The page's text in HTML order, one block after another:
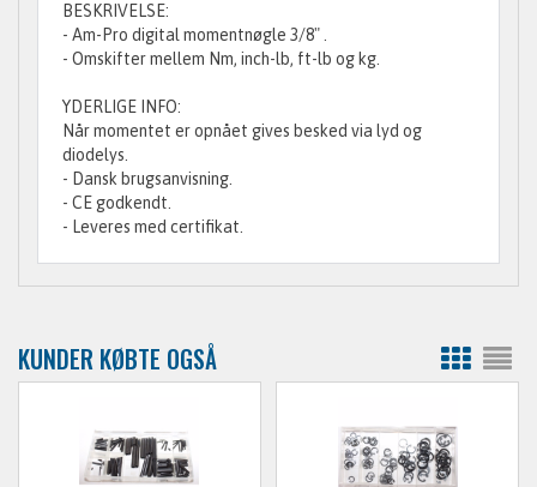
BESKRIVELSE:
- Am-Pro digital momentnøgle 3/8" .
- Omskifter mellem Nm, inch-lb, ft-lb og kg.
YDERLIGE INFO:
Når momentet er opnået gives besked via lyd og
diodelys.
- Dansk brugsanvisning.
- CE godkendt.
- Leveres med certifikat.
KUNDER KØBTE OGSÅ